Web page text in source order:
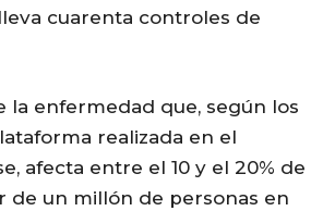
cuarenta controles de
la enfermedad que, según los
realizada en el
afecta entre el 10 y el 20% de
de un millón de personas en